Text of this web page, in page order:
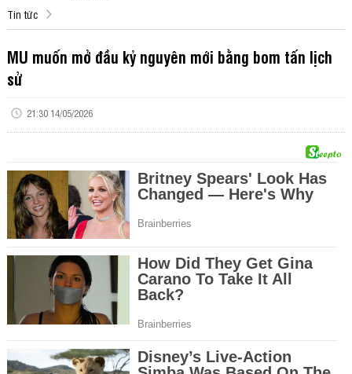
Tin tức
MU muốn mở đầu kỷ nguyên mới bằng bom tấn lịch
sử
21:30 14/05/2026